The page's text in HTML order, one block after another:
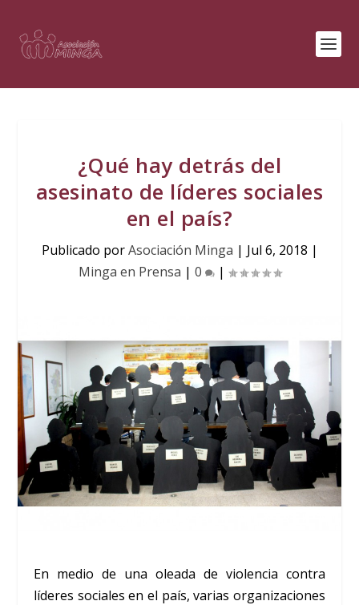
¿Qué hay detrás del
asesinato de líderes sociales
en el país?
Publicado porAsociación Minga | Jul 6, 2018 |
Minga en Prensa | 0 |
En medio de una oleada de violencia contra
líderes sociales en el país, varias organizaciones